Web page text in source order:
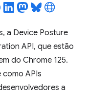
a Device Posture
API, que estão
do Chrome 125.
como APIs
a